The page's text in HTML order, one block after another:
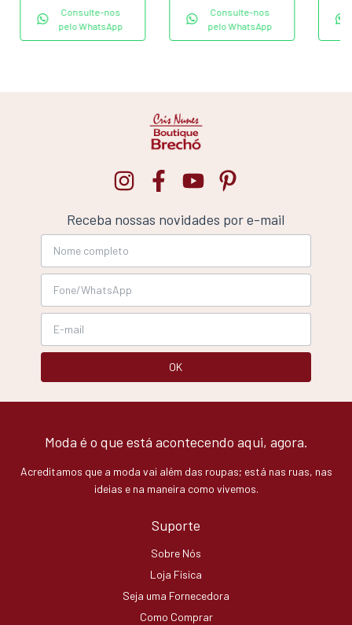
Consulte-nos
pelo WhatsApp
Consulte-nos
pelo WhatsApp
Receba nossas novidades por e-mail
Moda é o que está acontecendo aqui, agora.
Acreditamos que a moda vai além das roupas; está nas ruas, nas
ideias e na maneira como vivemos.
Suporte
Sobre Nós
Loja Física
Seja uma Fornecedora
Como Comprar